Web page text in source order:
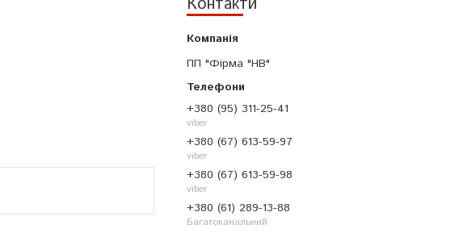
Контакти
ПП "Фірма "НВ"
+380 (95) 311-25-41
viber
+380 (67) 613-59-97
viber
+380 (67) 613-59-98
viber
+380 (61) 289-13-88
Багатоканальний